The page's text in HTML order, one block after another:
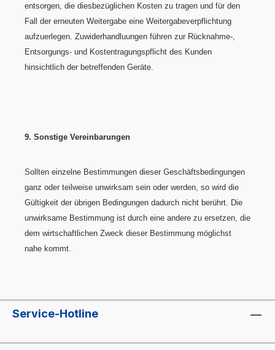
entsorgen, die diesbezüglichen Kosten zu tragen und für den
Fall der erneuten Weitergabe eine Weitergabeverpflichtung
aufzuerlegen. Zuwiderhandluungen führen zur Rücknahme-,
Entsorgungs- und Kostentragungspflicht des Kunden
hinsichtlich der betreffenden Geräte.
9. Sonstige Vereinbarungen
Sollten einzelne Bestimmungen dieser Geschäftsbedingungen
ganz oder teilweise unwirksam sein oder werden, so wird die
Gültigkeit der übrigen Bedingungen dadurch nicht berührt. Die
unwirksame Bestimmung ist durch eine andere zu ersetzen, die
dem wirtschaftlichen Zweck dieser Bestimmung möglichst
nahe kommt.
Service-Hotline